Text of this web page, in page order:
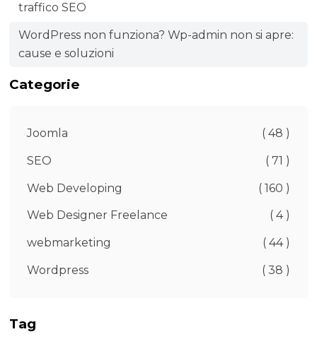
traffico SEO
WordPress non funziona? Wp-admin non si apre:
cause e soluzioni
Categorie
Joomla ( 48 )
SEO ( 71 )
Web Developing ( 160 )
Web Designer Freelance ( 4 )
webmarketing ( 44 )
Wordpress ( 38 )
Tag